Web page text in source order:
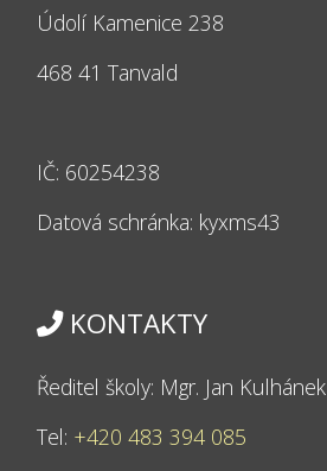
Údolí Kamenice 238
468 41 Tanvald
IČ: 60254238
Datová schránka: kyxms43
KONTAKTY
Ředitel školy: Mgr. Jan Kulhánek
Tel: +420 483 394 085